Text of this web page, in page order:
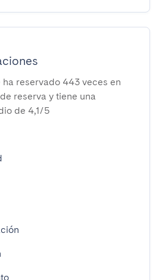
ha reservado 443 veces en
reserva y tiene una
de 4,1/5